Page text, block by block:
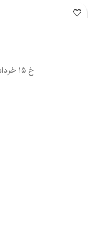
خ ۱۵ خرداد شرقی کوچه موسوی کیانی پلاک ۹۱